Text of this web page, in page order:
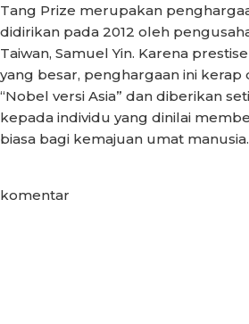
Tang Prize merupakan
didirikan pada 2012 oleh
Taiwan, Samuel Yin. Karena
yang besar, penghargaan ini kerap
“Nobel versi Asia” dan diberikan
kepada individu yang dinilai
biasa bagi kemajuan umat manusia.
komentar